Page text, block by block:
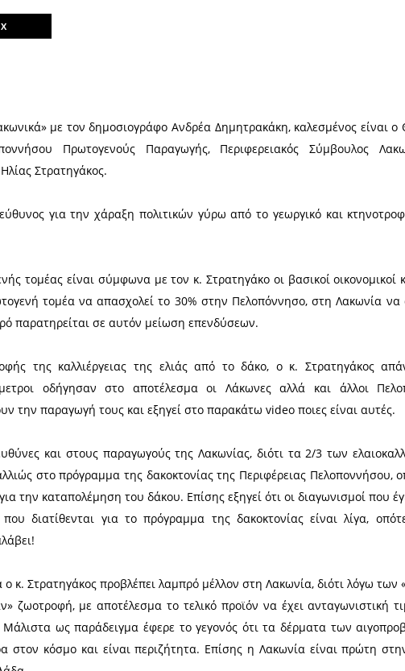
Χ
και Λακωνικά» με τον δημοσιογράφο Ανδρέα
Πελοποννήσου Πρωτογενούς Παραγωγής,
Ηλίας Στρατηγάκος.
είναι υπεύθυνος για την χάραξη πολιτικών γύρω από
πρωτογενής τομέας είναι σύμφωνα με τον κ. Στρατηγάκο
τον πρωτογενή τομέα να απασχολεί το 30% στην
καιρό παρατηρείται σε αυτόν μείωση επενδύσεων.
καταστροφής της καλλιέργειας της ελιάς από το